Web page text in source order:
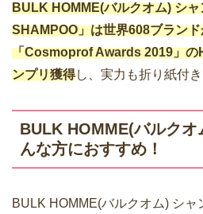
BULK HOMME(バルクオム) シ
SHAMPOO」は世界608ブラン
「Cosmoprof Awards 2019」
ンプリ獲得し、実力も折り紙付き
BULK HOMME(バルクオ
んな方におすすめ！
BULK HOMME(バルクオム) シ